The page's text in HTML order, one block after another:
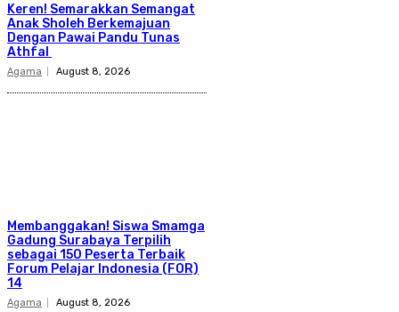
Keren! Semarakkan Semangat
Anak Sholeh Berkemajuan
Dengan Pawai Pandu Tunas
Athfal
Agama August 8, 2026
Membanggakan! Siswa Smamga
Gadung Surabaya Terpilih
sebagai 150 Peserta Terbaik
Forum Pelajar Indonesia (FOR)
14
Agama August 8, 2026